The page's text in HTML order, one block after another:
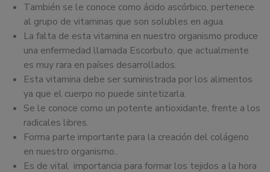
organismos,
empresas,
ferias,
eventos.
También se le conoce como ácido ascórbico, pertenece
al grupo de vitaminas que son solubles en agua.
La falta de esta vitamina en nuestro organismo produce
una enfermedad llamada Escorbuto, que actualmente
es muy rara en países desarrollados.
Esta vitamina debe ser suministrada por los alimentos
ya que el cuerpo no puede sintetizarla.
Se le conoce como un potente antioxidante, frente a los
radicales libres.
Forma parte importante para la creación del colágeno
en nuestro organismo..
Es de vital importancia para formar los tejidos a la hora